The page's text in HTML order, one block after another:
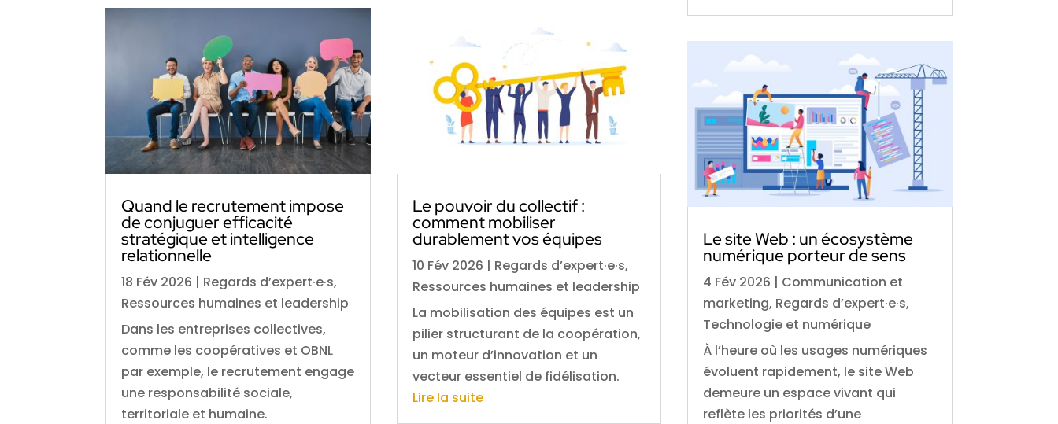
Quand le recrutement impose
de conjuguer efficacité
stratégique et intelligence
relationnelle
18 Fév 2026 | Regards d’expert·e·s,
Ressources humaines et leadership
Dans les entreprises collectives,
comme les coopératives et OBNL
par exemple, le recrutement engage
une responsabilité sociale,
territoriale et humaine.
Le pouvoir du collectif :
comment mobiliser
durablement vos équipes
10 Fév 2026 | Regards d’expert·e·s,
Ressources humaines et leadership
La mobilisation des équipes est un
pilier structurant de la coopération,
un moteur d’innovation et un
vecteur essentiel de fidélisation.
Lire la suite
Le site Web : un écosystème
numérique porteur de sens
4 Fév 2026 | Communication et
marketing, Regards d’expert·e·s,
Technologie et numérique
À l’heure où les usages numériques
évoluent rapidement, le site Web
demeure un espace vivant qui
reflète les priorités d’une